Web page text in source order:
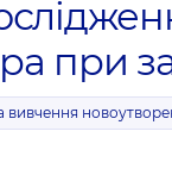
при
вивчення